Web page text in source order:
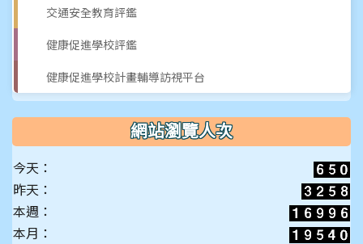
交通安全教育評鑑
健康促進學校評鑑
健康促進學校計畫輔導訪視平台
網站瀏覽人次
今天：
昨天：
本週：
本月：